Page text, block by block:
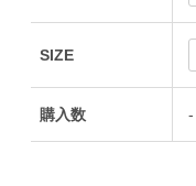
SIZE
購入数 -